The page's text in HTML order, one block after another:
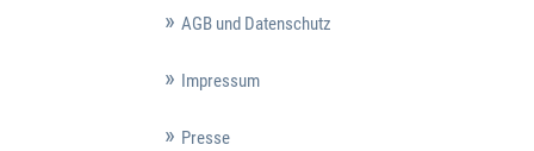
AGB und Datenschutz
Impressum
Presse